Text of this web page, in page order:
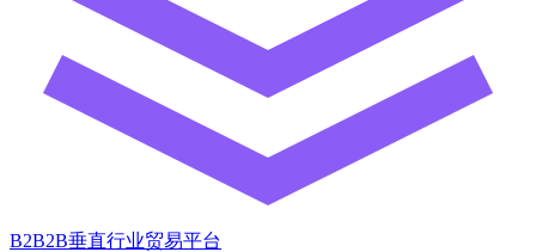
B2B2B垂直行业贸易平台